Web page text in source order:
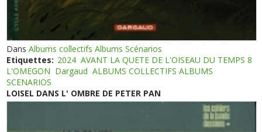
DansAlbums collectifs Albums Scénarios
Etiquettes: 2024 AVANT LA QUETE DE L'OISEAU DU TEMPS 8
L'OMEGON Dargaud ALBUMS COLLECTIFS ALBUMS
SCENARIOS
LOISEL DANS L' OMBRE DE PETER PAN